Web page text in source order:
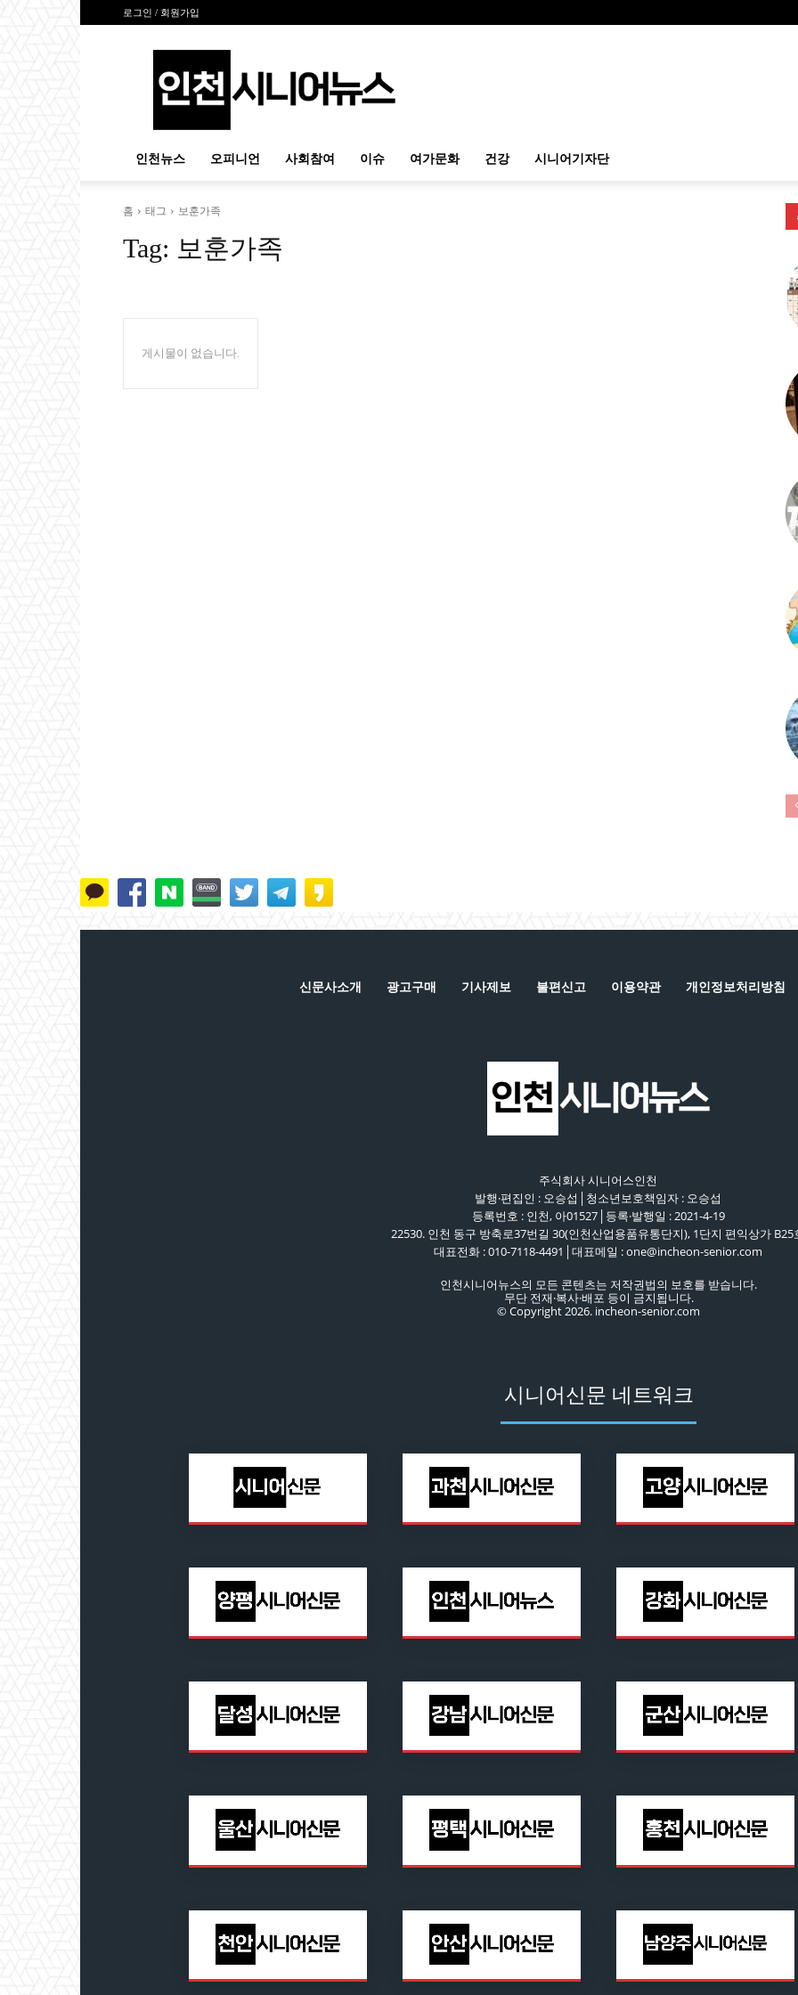
로그인 / 회원가입
시
인천뉴스 오피니언 사회참여 이슈 여가문화 건강 시니어기자단
홈 태그 보훈가족
Tag: 보훈가족
게시물이 없습니다.
신문사소개 광고구매 기사제보 불편신고 이용약관 개인정보처리방침
주식회사 시니어스인천
발행·편집인 : 오승섭│청소년보호책임자 : 오승섭
등록번호 : 인천, 아01527│등록·발행일 : 2021-4-19
22530. 인천 동구 방축로37번길 30(인천산업용품유통단지), 1단지 편익상가 B25
대표전화 : 010-7118-4491│대표메일 : one@incheon-senior.com
인천시니어뉴스의 모든 콘텐츠는 저작권법의 보호를 받습니다.
무단 전재·복사·배포 등이 금지됩니다.
© Copyright 2026. incheon-senior.com
시니어신문 네트워크